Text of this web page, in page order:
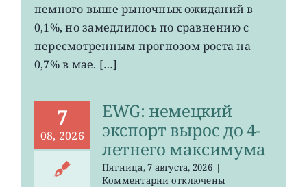
до
0,2%
немного выше рыночных ожиданий в
0,1%, но замедлилось по сравнению с
пересмотренным прогнозом роста на
0,7% в мае. […]
7
08, 2026
EWG: немецкий
экспорт вырос до 4-
летнего максимума
Пятница, 7 августа, 2026 |
Комментариикотключены